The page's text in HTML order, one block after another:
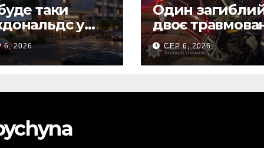
таки
у
(Фото)
6, 2026
Один
двоє
внаслідок ДТП
Самбірщині
СЕР 6, 2026